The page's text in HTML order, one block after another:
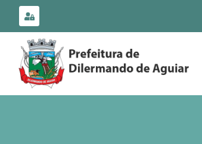
conteúdo